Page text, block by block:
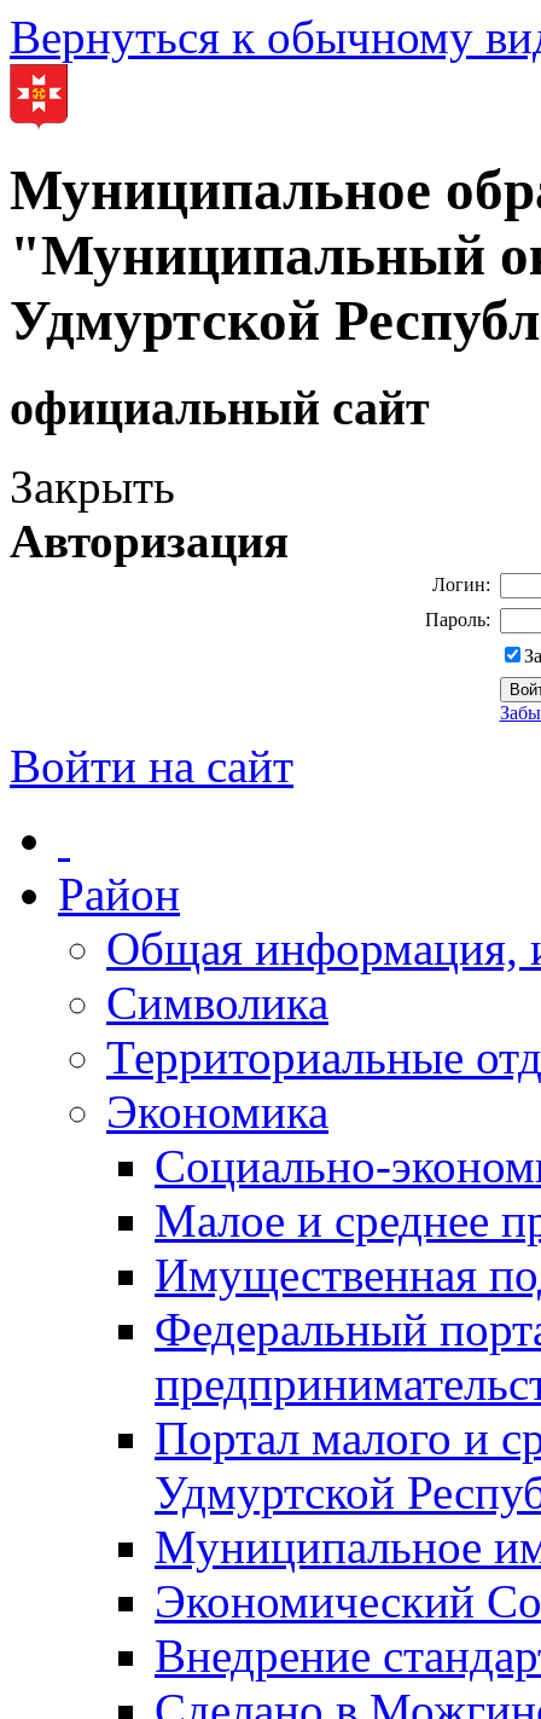
Вернуться к обычному
Муниципальное
"Муниципальный
Удмуртской
официальный сайт
Закрыть
Авторизация
Логин:
Пароль:
Войти на сайт
Район
Общая информация,
Символика
Территориальные
Экономика
Социально-
Малое и среднее
Имущественная
Федеральный
Портал малого и
Удмуртской
Муниципальное
Экономический
Внедрение